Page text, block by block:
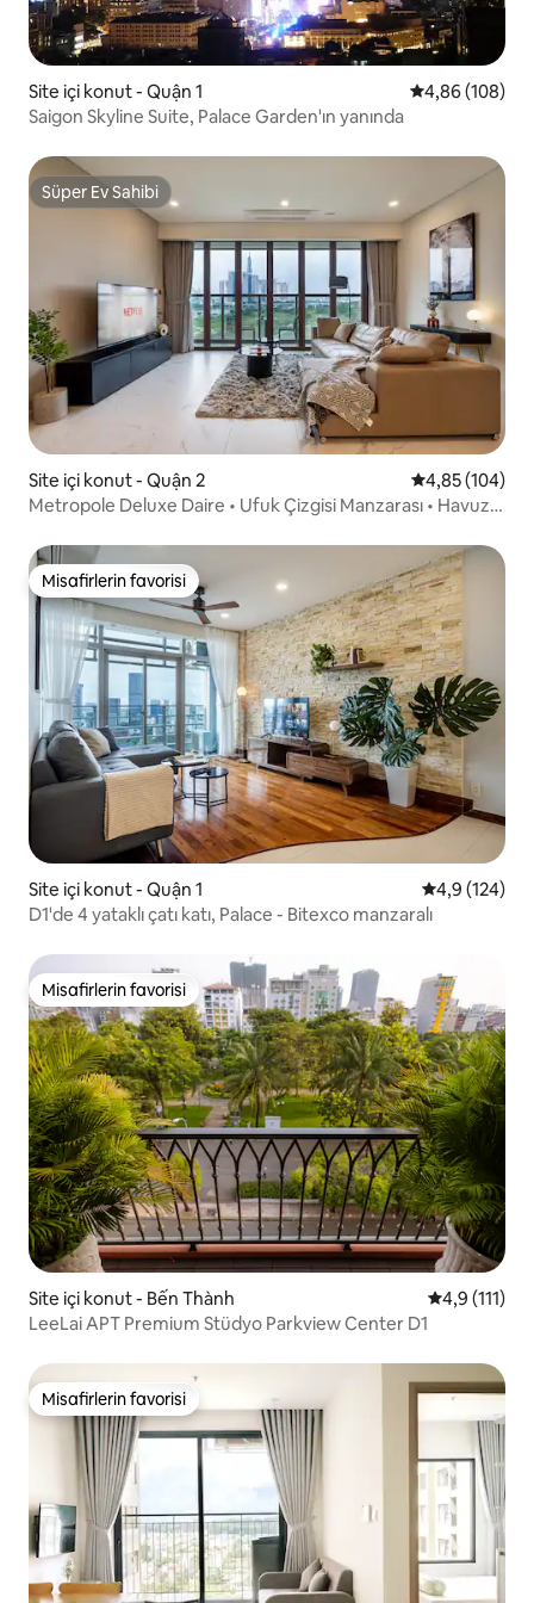
Site içi konut - Quận 1 5 üzerinden
4,86 (108)
Saigon Skyline Suite, Palace Garden'ın yanında
Süper Ev Sahibi
Süper Ev Sahibi
Site içi konut - Quận 2 5 üzerinden
4,85 (104)
Metropole Deluxe Daire • Ufuk Çizgisi Manzarası • Havuz
Misafirlerin favorisi
Misafirlerin favorisi
Site içi konut - Quận 1 5 üzerinden
4,9 (124)
D1'de 4 yataklı çatı katı, Palace - Bitexco manzaralı
Misafirlerin favorisi
Misafirlerin favorisi
Site içi konut - Bến Thành 5 üzerinden
4,9 (111)
LeeLai APT Premium Stüdyo Parkview Center D1
Misafirlerin favorisi
Misafirlerin favorisi